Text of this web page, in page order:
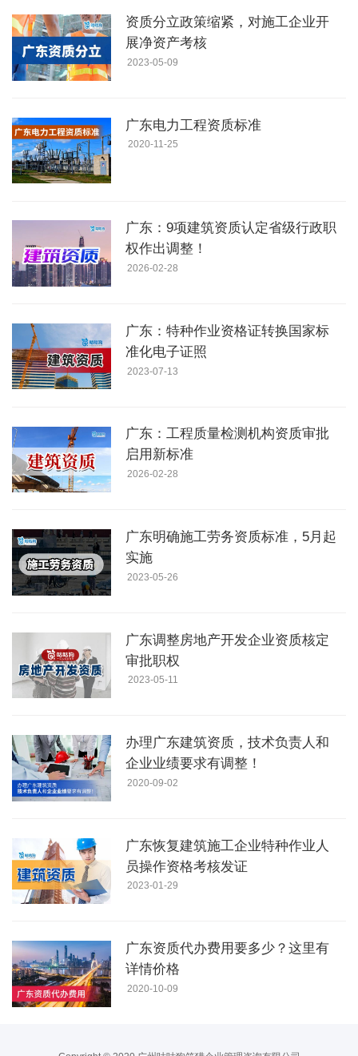
资质分立政策缩紧，对施工企业开
展净资产考核
2023-05-09
广东电力工程资质标准
2020-11-25
广东：9项建筑资质认定省级行政职
权作出调整！
2026-02-28
广东：特种作业资格证转换国家标
准化电子证照
2023-07-13
广东：工程质量检测机构资质审批
启用新标准
2026-02-28
广东明确施工劳务资质标准，5月起
实施
2023-05-26
广东调整房地产开发企业资质核定
审批职权
2023-05-11
办理广东建筑资质，技术负责人和
企业业绩要求有调整！
2020-09-02
广东恢复建筑施工企业特种作业人
员操作资格考核发证
2023-01-29
广东资质代办费用要多少？这里有
详情价格
2020-10-09